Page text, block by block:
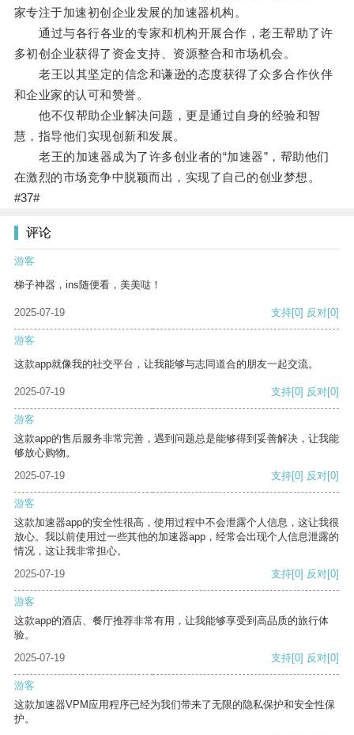
家专注于加速初创企业发展的加速器机构。
通过与各行各业的专家和机构开展合作，老王帮助了许
多初创企业获得了资金支持、资源整合和市场机会。
老王以其坚定的信念和谦逊的态度获得了众多合作伙伴
和企业家的认可和赞誉。
他不仅帮助企业解决问题，更是通过自身的经验和智
慧，指导他们实现创新和发展。
老王的加速器成为了许多创业者的“加速器”，帮助他们
在激烈的市场竞争中脱颖而出，实现了自己的创业梦想。
#37#
评论
游客
梯子神器，ins随便看，美美哒！
2025-07-19 支持[0] 反对[0]
游客
这款app就像我的社交平台，让我能够与志同道合的朋友一起交流。
2025-07-19 支持[0] 反对[0]
游客
这款app的售后服务非常完善，遇到问题总是能够得到妥善解决，让我能
够放心购物。
2025-07-19
支持[0] 反对[0]
游客
这款加速器app的安全性很高，使用过程中不会泄露个人信息，这让我很
放心。我以前使用过一些其他的加速器app，经常会出现个人信息泄露的
情况，这让我非常担心。
2025-07-19
支持[0] 反对[0]
游客
这款app的酒店、餐厅推荐非常有用，让我能够享受到高品质的旅行体
验。
2025-07-19
支持[0] 反对[0]
游客
这款加速器VPM应用程序已经为我们带来了无限的隐私保护和安全性保
护。